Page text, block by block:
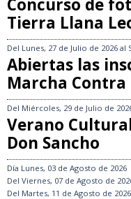
Concurso de
Tierra Llana
Del Lunes, 27 de Julio de 2026 al
Abiertas las
Marcha Contra
Del Miércoles, 29 de Julio de
Verano
Don Sancho
Día Lunes, 03 de Agosto de 2026
Del Viernes, 07 de Agosto de
Del Martes, 11 de Agosto de 2026